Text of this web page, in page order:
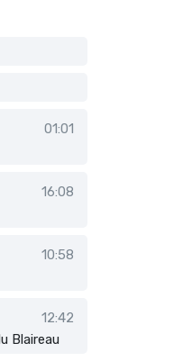
01:01
16:08
10:58
12:42
Blaireau